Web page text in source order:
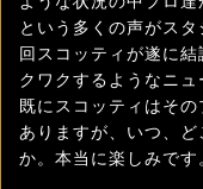
という多くの声がス
回スコッティが遂に
クワクするようなニュ
既にスコッティはそ
ありますが、いつ、ど
か。本当に楽しみです